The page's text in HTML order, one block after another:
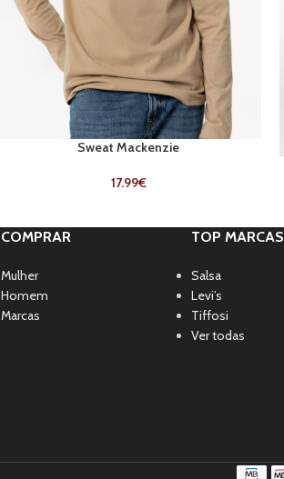
Sweat Mackenzie
17.99€
COMPRAR
Mulher
Homem
Marcas
TOP MARCAS
Salsa
Levi’s
Tiffosi
Ver todas